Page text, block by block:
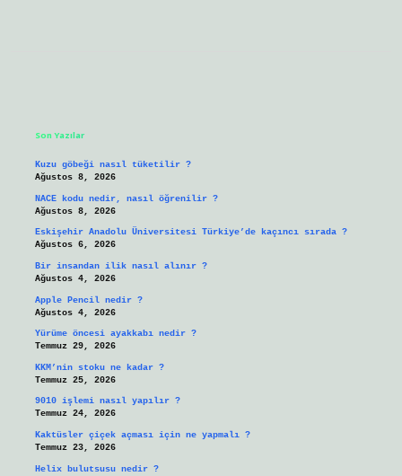
Son Yazılar
Kuzu göbeği nasıl tüketilir ?
Ağustos 8, 2026
NACE kodu nedir, nasıl öğrenilir ?
Ağustos 8, 2026
Eskişehir Anadolu Üniversitesi Türkiye’de kaçıncı sırada ?
Ağustos 6, 2026
Bir insandan ilik nasıl alınır ?
Ağustos 4, 2026
Apple Pencil nedir ?
Ağustos 4, 2026
Yürüme öncesi ayakkabı nedir ?
Temmuz 29, 2026
KKM’nin stoku ne kadar ?
Temmuz 25, 2026
9010 işlemi nasıl yapılır ?
Temmuz 24, 2026
Kaktüsler çiçek açması için ne yapmalı ?
Temmuz 23, 2026
Helix bulutsusu nedir ?